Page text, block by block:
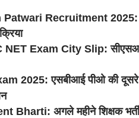
Recruitment 2025:
Exam City Slip:
2025: एसबीआई पीओ की दूसरे
Bharti: अगले महीने शिक्षक भर्ती